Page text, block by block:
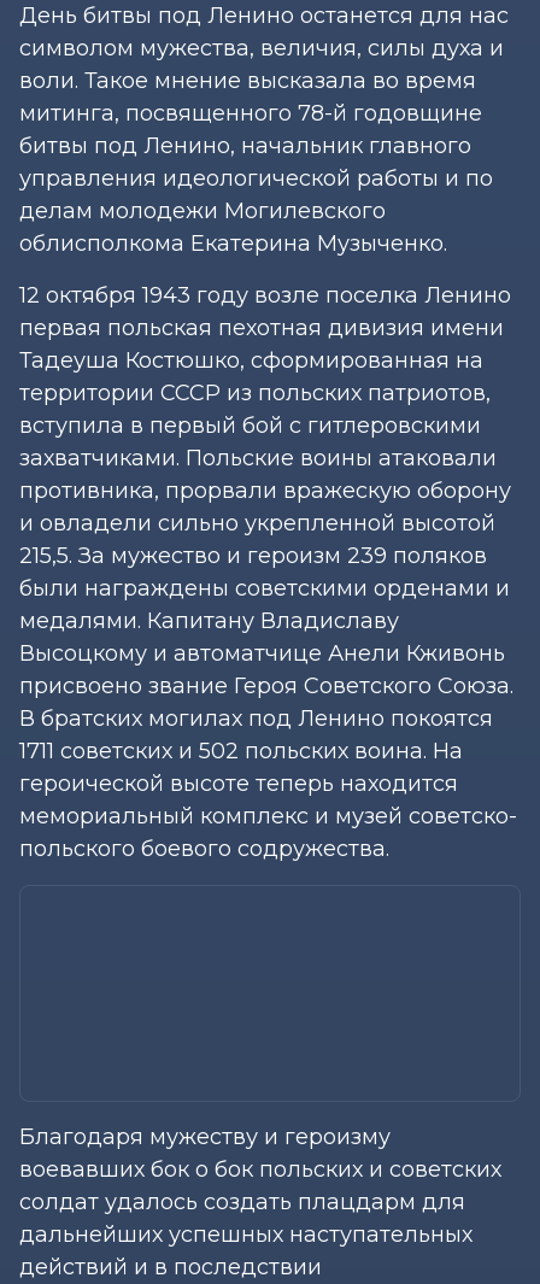
День битвы под Ленино останется для нас
символом мужества, величия, силы духа и
воли. Такое мнение высказала во время
митинга, посвященного 78-й годовщине
битвы под Ленино, начальник главного
управления идеологической работы и по
делам молодежи Могилевского
облисполкома Екатерина Музыченко.
12 октября 1943 году возле поселка Ленино
первая польская пехотная дивизия имени
Тадеуша Костюшко, сформированная на
территории СССР из польских патриотов,
вступила в первый бой с гитлеровскими
захватчиками. Польские воины атаковали
противника, прорвали вражескую оборону
и овладели сильно укрепленной высотой
215,5. За мужество и героизм 239 поляков
были награждены советскими орденами и
медалями. Капитану Владиславу
Высоцкому и автоматчице Анели Кживонь
присвоено звание Героя Советского Союза.
В братских могилах под Ленино покоятся
1711 советских и 502 польских воина. На
героической высоте теперь находится
мемориальный комплекс и музей советско-
польского боевого содружества.
Благодаря мужеству и героизму
воевавших бок о бок польских и советских
солдат удалось создать плацдарм для
дальнейших успешных наступательных
действий и в последствии